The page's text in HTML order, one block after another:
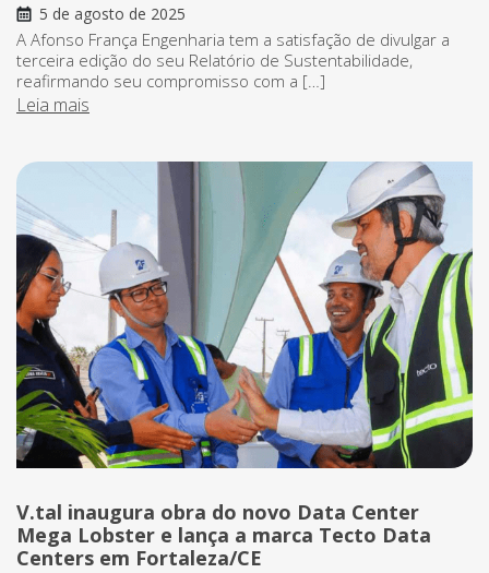
5 de agosto de 2025
A Afonso França Engenharia tem a satisfação de divulgar a
terceira edição do seu Relatório de Sustentabilidade,
reafirmando seu compromisso com a […]
Leia mais
V.tal inaugura obra do novo Data Center
Mega Lobster e lança a marca Tecto Data
Centers em Fortaleza/CE